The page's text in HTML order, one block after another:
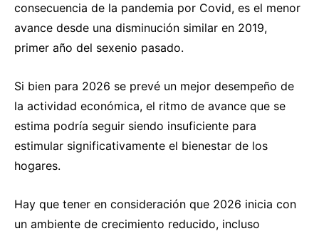
consecuencia de la pandemia por Covid, es el menor
avance desde una disminución similar en 2019,
primer año del sexenio pasado.
Si bien para 2026 se prevé un mejor desempeño de
la actividad económica, el ritmo de avance que se
estima podría seguir siendo insuficiente para
estimular significativamente el bienestar de los
hogares.
Hay que tener en consideración que 2026 inicia con
un ambiente de crecimiento reducido, incluso